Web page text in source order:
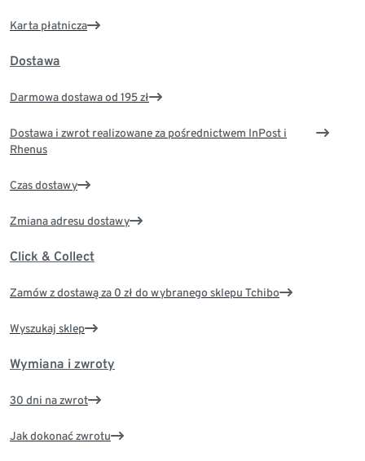
Karta płatnicza
Dostawa
Darmowa dostawa od 195 zł
Dostawa i zwrot realizowane za pośrednictwem InPost i
Rhenus
Czas dostawy
Zmiana adresu dostawy
Click & Collect
Zamów z dostawą za 0 zł do wybranego sklepu Tchibo
Wyszukaj sklep
Wymiana i zwroty
30 dni na zwrot
Jak dokonać zwrotu